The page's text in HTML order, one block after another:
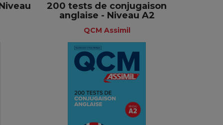
200 tests de conjugaison
anglaise - Niveau A2
QCM Assimil
QCM Assimil
Français